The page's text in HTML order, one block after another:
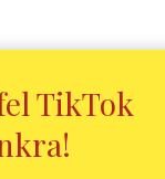
TikTok